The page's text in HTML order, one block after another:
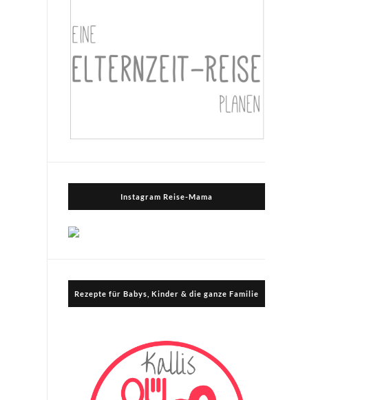
Instagram Reise-Mama
Rezepte für Babys, Kinder & die ganze Familie